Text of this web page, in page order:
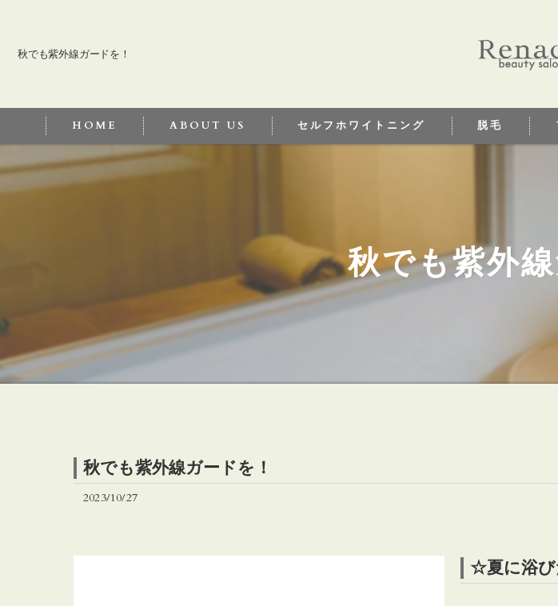
秋でも紫外線ガードを！
HOME ABOUT US セルフホワイトニング 脱毛
秋でも紫外
秋でも紫外線ガードを！
2023/10/27
☆夏に浴び